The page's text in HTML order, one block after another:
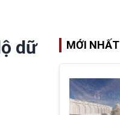
dữ
MỚI NHẤT